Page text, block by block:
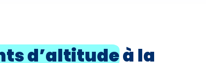
d’altitudeà la